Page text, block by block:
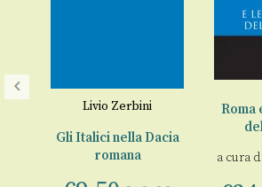
Livio Zerbini
Gli Italici nella Dacia
romana
Roma
a cura